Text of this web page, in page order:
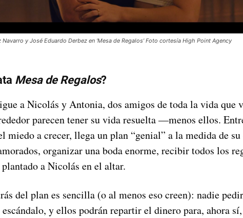
Navarro y José Eduardo Derbez en ‘Mesa de Regalos’ Foto cortesía High Point Agency
Mesa de Regalos?
a Nicolás y Antonia, dos amigos de toda la vida que
parecen tener su vida resuelta —menos ellos.
miedo a crecer, llega un plan “genial” a la medida de
organizar una boda enorme, recibir todos los
a Nicolás en el altar.
del plan es sencilla (o al menos eso creen): nadie
y ellos podrán repartir el dinero para, ahora